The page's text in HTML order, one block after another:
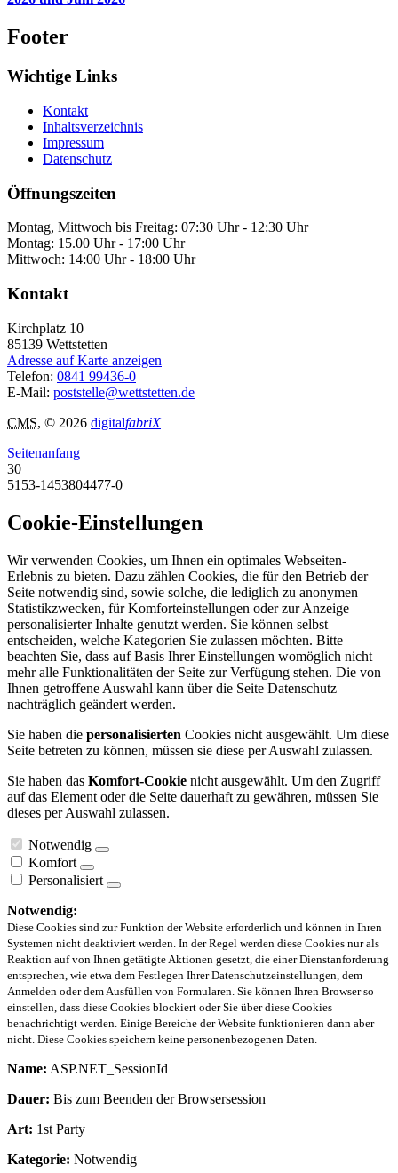
Footer
Wichtige Links
Kontakt
Inhaltsverzeichnis
Impressum
Datenschutz
Öffnungszeiten
Montag, Mittwoch bis Freitag: 07:30 Uhr - 12:30 Uhr
Montag: 15.00 Uhr - 17:00 Uhr
Mittwoch: 14:00 Uhr - 18:00 Uhr
Kontakt
Kirchplatz 10
85139 Wettstetten
Adresse auf Karte anzeigen
Telefon: 0841 99436-0
E-Mail: poststelle@wettstetten.de
CMS, © 2026 digitalfabriX
Seitenanfang
30
5153-1453804477-0
Cookie-Einstellungen
Wir verwenden Cookies, um Ihnen ein optimales Webseiten-
Erlebnis zu bieten. Dazu zählen Cookies, die für den Betrieb der
Seite notwendig sind, sowie solche, die lediglich zu anonymen
Statistikzwecken, für Komforteinstellungen oder zur Anzeige
personalisierter Inhalte genutzt werden. Sie können selbst
entscheiden, welche Kategorien Sie zulassen möchten. Bitte
beachten Sie, dass auf Basis Ihrer Einstellungen womöglich nicht
mehr alle Funktionalitäten der Seite zur Verfügung stehen. Die von
Ihnen getroffene Auswahl kann über die Seite Datenschutz
nachträglich geändert werden.
Sie haben die personalisierten Cookies nicht ausgewählt. Um diese
Seite betreten zu können, müssen sie diese per Auswahl zulassen.
Sie haben das Komfort-Cookie nicht ausgewählt. Um den Zugriff
auf das Element oder die Seite dauerhaft zu gewähren, müssen Sie
dieses per Auswahl zulassen.
Notwendig
Komfort
Personalisiert
Notwendig:
Diese Cookies sind zur Funktion der Website erforderlich und können in Ihren
Systemen nicht deaktiviert werden. In der Regel werden diese Cookies nur als
Reaktion auf von Ihnen getätigte Aktionen gesetzt, die einer Dienstanforderung
entsprechen, wie etwa dem Festlegen Ihrer Datenschutzeinstellungen, dem
Anmelden oder dem Ausfüllen von Formularen. Sie können Ihren Browser so
einstellen, dass diese Cookies blockiert oder Sie über diese Cookies
benachrichtigt werden. Einige Bereiche der Website funktionieren dann aber
nicht. Diese Cookies speichern keine personenbezogenen Daten.
Name: ASP.NET_SessionId
Dauer: Bis zum Beenden der Browsersession
Art: 1st Party
Kategorie: Notwendig